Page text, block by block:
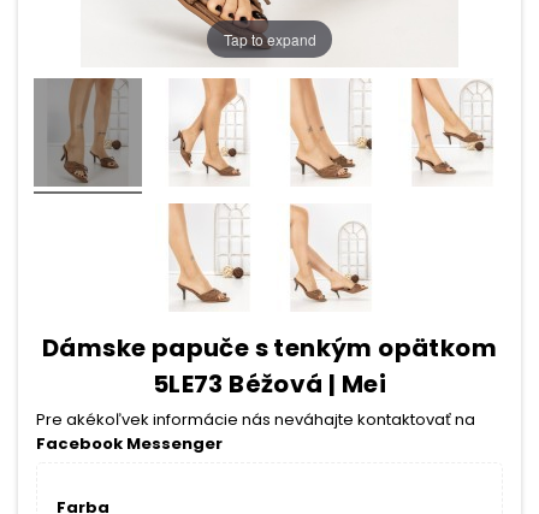
Tap to expand
Dámske papuče s tenkým opätkom
5LE73 Béžová | Mei
Pre akékoľvek informácie nás neváhajte kontaktovať na
Facebook Messenger
Farba